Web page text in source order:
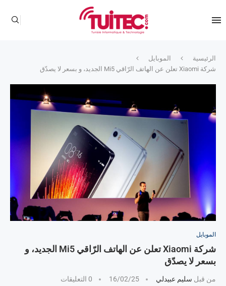
الرئيسية
الموبايل
شركة Xiaomi تعلن عن الهاتف الرّاقي Mi5 الجديد، و بسعر لا يصدّق
الموبايل
شركة Xiaomi تعلن عن الهاتف الرّاقي Mi5 الجديد، و
بسعر لا يصدّق
من قبل سليم عبيدلي 16/02/25 0 التعليقات